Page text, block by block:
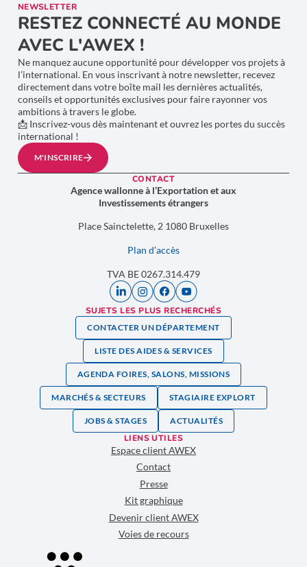
NEWSLETTER
RESTEZ CONNECTÉ AU MONDE
AVEC L'AWEX !
Ne manquez aucune opportunité pour développer vos projets à
l’international. En vous inscrivant à notre newsletter, recevez
directement dans votre boîte mail les dernières actualités,
conseils et opportunités exclusives pour faire rayonner vos
ambitions à travers le globe.
📩 Inscrivez-vous dès maintenant et ouvrez les portes du succès
international !
M'INSCRIRE
CONTACT
Agence wallonne à l’Exportation et aux
Investissements étrangers
Place Sainctelette, 2 1080 Bruxelles
Plan d’accès
TVA BE 0267.314.479
SUJETS LES PLUS RECHERCHÉS
CONTACTER UN DÉPARTEMENT
LISTE DES AIDES & SERVICES
AGENDA FOIRES, SALONS, MISSIONS
MARCHÉS & SECTEURS STAGIAIRE EXPLORT
JOBS & STAGES ACTUALITÉS
LIENS UTILES
Espace client AWEX
Contact
Presse
Kit graphique
Devenir client AWEX
Voies de recours